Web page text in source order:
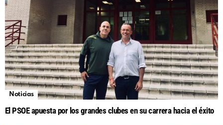
Noticias
El PSOE apuesta por los grandes clubes en su carrera hacia el éxito